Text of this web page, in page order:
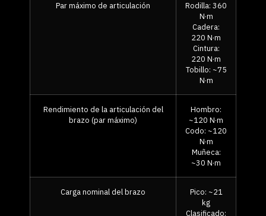
Par máximo de articulación
Rodilla: 360
N·m
Cadera:
220 N·m
Cintura:
220 N·m
Tobillo: ~75
N·m
Rendimiento de la articulación del
brazo (par máximo)
Hombro:
~120 N·m
Codo: ~120
N·m
Muñeca:
~30 N·m
Carga nominal del brazo
Pico: ~21
kg
Clasificado: